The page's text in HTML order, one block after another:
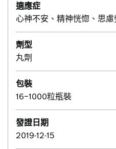
適應症
心神不安、精神恍惚、思慮
劑型
丸劑
包裝
16~1000粒瓶裝
發證日期
2019-12-15